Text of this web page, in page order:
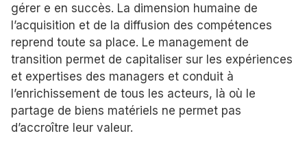
gérer e en succès. La dimension humaine de
l’acquisition et de la diffusion des compétences
reprend toute sa place. Le management de
transition permet de capitaliser sur les expériences
et expertises des managers et conduit à
l’enrichissement de tous les acteurs, là où le
partage de biens matériels ne permet pas
d’accroître leur valeur.